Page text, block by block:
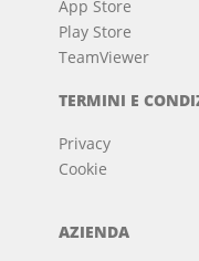
App Store
Play Store
TeamViewer
TERMINI E
Privacy
Cookie
AZIENDA